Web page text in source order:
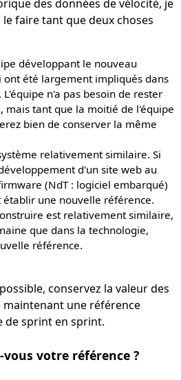
des données de vélocité, je
faire tant que deux choses
développant le nouveau
ont été largement impliqués dans
n'a pas besoin de rester
mais tant que la moitié de l'équipe
bien de conserver la même
relativement similaire. Si
d'un site web au
(NdT : logiciel embarqué)
une nouvelle référence.
est relativement similaire,
que dans la technologie,
référence.
conservez la valeur des
une référence
de sprint en sprint.
votre référence ?